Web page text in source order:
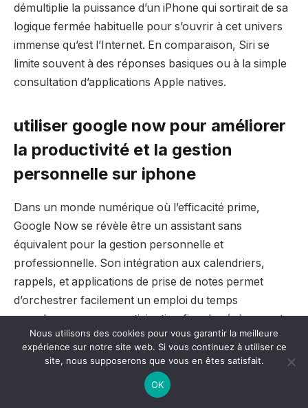
démultiplie la puissance d’un iPhone qui sortirait de sa
logique fermée habituelle pour s’ouvrir à cet univers
immense qu’est l’Internet. En comparaison, Siri se
limite souvent à des réponses basiques ou à la simple
consultation d’applications Apple natives.
utiliser google now pour améliorer
la productivité et la gestion
personnelle sur iphone
Dans un monde numérique où l’efficacité prime,
Google Now se révèle être un assistant sans
équivalent pour la gestion personnelle et
professionnelle. Son intégration aux calendriers,
rappels, et applications de prise de notes permet
d’orchestrer facilement un emploi du temps
complexe, avec une anticipation fine des évènements
et tâches à effectuer.
Pour les professionnels, la compatibilité avec
Microsoft Outlook ou Google Workspace garantit une
Nous utilisons des cookies pour vous garantir la meilleure
expérience sur notre site web. Si vous continuez à utiliser ce
site, nous supposerons que vous en êtes satisfait.
OK